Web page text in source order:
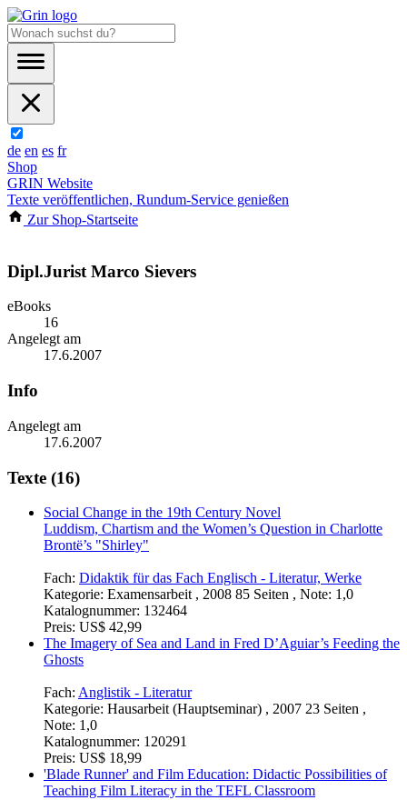
de en es fr
Shop
GRIN Website
Texte veröffentlichen, Rundum-Service genießen
Zur Shop-Startseite
Dipl.Jurist Marco Sievers
eBooks
16
Angelegt am
17.6.2007
Info
Angelegt am
17.6.2007
Texte (16)
Social Change in the 19th Century Novel
Luddism, Chartism and the Women’s Question in Charlotte
Brontë’s "Shirley"
Fach: Didaktik für das Fach Englisch - Literatur, Werke
Kategorie: Examensarbeit , 2008 85 Seiten , Note: 1,0
Katalognummer: 132464
Preis: US$ 42,99
The Imagery of Sea and Land in Fred D’Aguiar’s Feeding the
Ghosts
Fach: Anglistik - Literatur
Kategorie: Hausarbeit (Hauptseminar) , 2007 23 Seiten ,
Note: 1,0
Katalognummer: 120291
Preis: US$ 18,99
'Blade Runner' and Film Education: Didactic Possibilities of
Teaching Film Literacy in the TEFL Classroom